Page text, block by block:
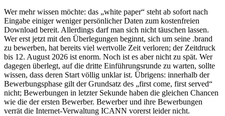
Wer mehr wissen möchte: das „white paper“ steht ab sofort nach
Eingabe einiger weniger persönlicher Daten zum kostenfreien
Download bereit. Allerdings darf man sich nicht täuschen lassen.
Wer erst jetzt mit den Überlegungen beginnt, sich um seine .brand
zu bewerben, hat bereits viel wertvolle Zeit verloren; der Zeitdruck
bis 12. August 2026 ist enorm. Noch ist es aber nicht zu spät. Wer
dagegen überlegt, auf die dritte Einführungsrunde zu warten, sollte
wissen, dass deren Start völlig unklar ist. Übrigens: innerhalb der
Bewerbungsphase gilt der Grundsatz des „first come, first served“
nicht; Bewerbungen in letzter Sekunde haben die gleichen Chancen
wie die der ersten Bewerber. Bewerber und ihre Bewerbungen
verrät die Internet-Verwaltung ICANN vorerst leider nicht.